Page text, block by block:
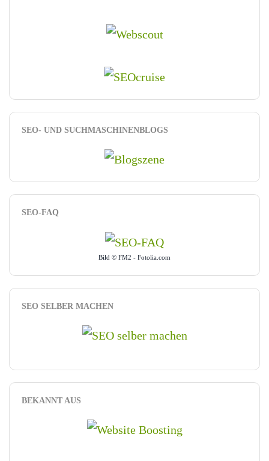
SEO- UND SUCHMASCHINENBLOGS
SEO-FAQ
Bild © FM2 - Fotolia.com
SEO SELBER MACHEN
BEKANNT AUS